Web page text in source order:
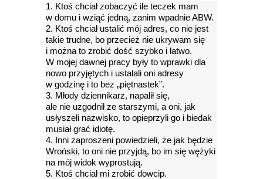
1. Ktoś chciał zobaczyć ile teczek mam
w domu i wziąć jedną, zanim wpadnie ABW.
2. Ktoś chciał ustalić mój adres, co nie jest
takie trudne, bo przecież nie ukrywam się
i można to zrobić dość szybko i łatwo.
W mojej dawnej pracy były to wprawki dla
nowo przyjętych i ustalali oni adresy
w godzinę i to bez „piętnastek”.
3. Młody dziennikarz, napalił się,
ale nie uzgodnił ze starszymi, a oni, jak
usłyszeli nazwisko, to opieprzyli go i biedak
musiał grać idiotę.
4. Inni zaproszeni powiedzieli, że jak będzie
Wroński, to oni nie przyjdą, bo im się wężyki
na mój widok wyprostują.
5. Ktoś chciał mi zrobić dowcip.